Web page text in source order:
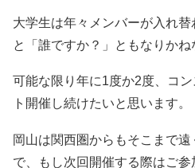
大学生は年々メンバーが入れ
と「誰ですか？」ともなりかね
可能な限り年に1度か2度、コ
ト開催し続けたいと思います。
岡山は関西圏からもそこまで
で、もし次回開催する際はご